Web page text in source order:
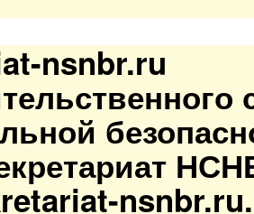
nsnbr.ru